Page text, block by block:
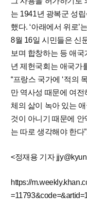
는 1941년 광복군 성
했다. ‘아래에서 위로’
8월 16일 시민들은 신
보며 합창하는 등 애
년 제헌국회는 애국가
“프랑스 국가에 ‘적의
만 역사성 때문에 여전
체의 삶이 녹아 있는
것이 아니기 때문에 안
는 따로 생각해야 한다
<정재용 기자
https://